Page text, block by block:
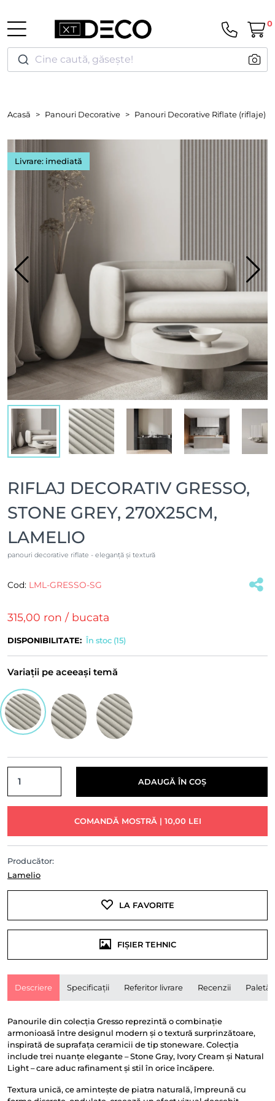
Cine caută, găsește!
0
Acasă Panouri Decorative Panouri Decorative Riflate (riflaje)
Livrare: imediată
RIFLAJ DECORATIV GRESSO,
STONE GREY, 270X25CM,
LAMELIO
panouri decorative riflate - eleganță și textură
Cod: LML-GRESSO-SG
315,00 ron / bucata
DISPONIBILITATE: În stoc (15)
Variații pe aceeași temă
ADAUGĂ ÎN COȘ
COMANDĂ MOSTRĂ | 10,00 LEI
Producător:
Lamelio
LA FAVORITE
FIȘIER TEHNIC
Descriere Specificații Referitor livrare Recenzii Paletă
Panourile din colecția Gresso reprezintă o combinație
armonioasă între designul modern și o textură surprinzătoare,
inspirată de suprafața ceramicii de tip stoneware. Colecția
include trei nuanțe elegante – Stone Gray, Ivory Cream și Natural
Light – care aduc rafinament și stil în orice încăpere.
Textura unică, ce amintește de piatra naturală, împreună cu